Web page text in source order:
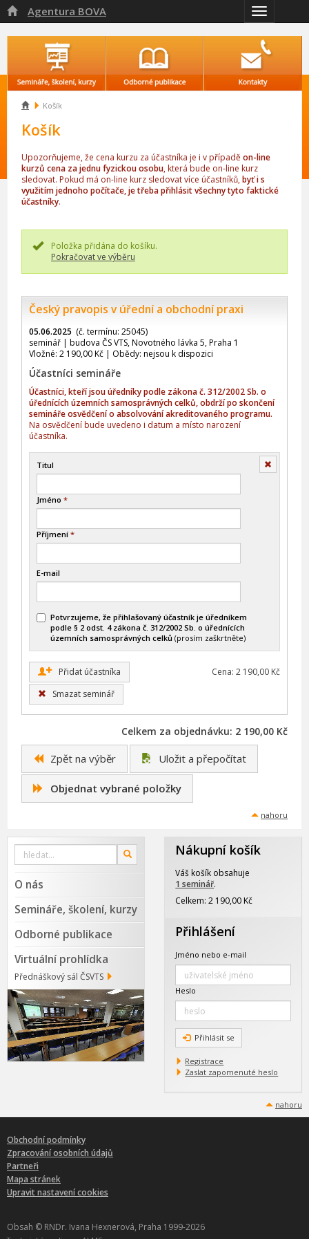
Přepnout
navigaci
 Agentura BOVA
 Košík
Košík
Upozorňujeme, že cena kurzu za účastníka je i v případěon-line
kurzů cena za jednu fyzickou osobu, která bude on-line kurz
sledovat. Pokud má on-line kurz sledovat více účastníků,byť i s
využitím jednoho počítače, je třeba přihlásit všechny tyto faktické
účastníky.
Položka přidána do košíku.
Pokračovat ve výběru
Český pravopis v úřední a obchodní praxi
05.06.2025 (č. termínu: 25045)
seminář | budova ČS VTS, Novotného lávka 5, Praha 1
Vložné: 2 190,00 Kč | Obědy: nejsou k dispozici
Účastníci semináře
Účastníci, kteří jsou úředníky podle zákona č. 312/2002 Sb. o
úřednících územních samosprávných celků, obdrží po skončení
semináře osvědčení o absolvování akreditovaného programu.
Na osvědčení bude uvedeno i datum a místo narození
účastníka.
Titul
Jméno *
Příjmení *
E-mail
Potvrzujeme, že přihlašovaný účastník je úředníkem
podle § 2 odst. 4 zákona č. 312/2002 Sb. o úřednících
územních samosprávných celků (prosím zaškrtněte)
Cena: 2 190,00 Kč
+
Přidat účastníka
Smazat seminář
Celkem za objednávku: 2 190,00 Kč
Zpět na výběr Uložit a přepočítat
Objednat vybrané položky
nahoru
Vyhledat
webu
OK
O nás
Semináře, školení, kurzy
Odborné publikace
Virtuální prohlídka
Přednáškový sál ČSVTS
Nákupní košík
Váš košík obsahuje
1 seminář.
Celkem: 2 190,00 Kč
Přihlášení
Jméno nebo e-mail
Heslo
Přihlásit se
Registrace
Zaslat zapomenuté heslo
nahoru
Obchodní podmínky
Zpracování osobních údajů
Partneři
Mapa stránek
Upravit nastavení cookies
Obsah © RNDr. Ivana Hexnerová, Praha 1999-2026